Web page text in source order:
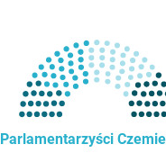
Parlamentarzyści